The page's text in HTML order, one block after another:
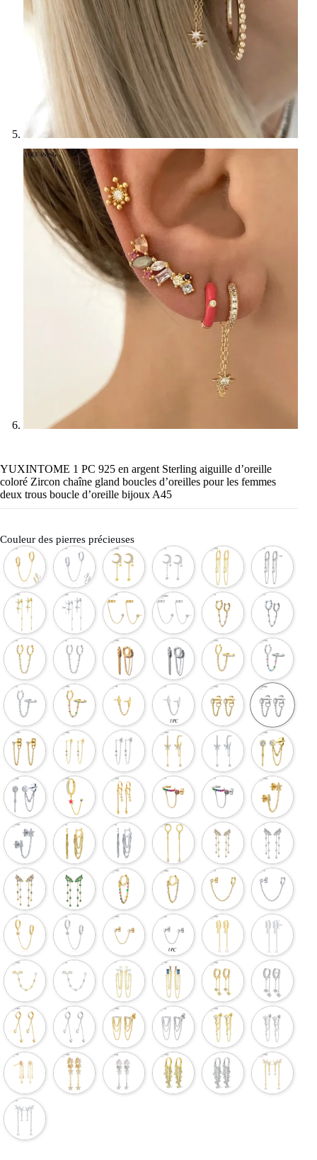
YUXINTOME 1 PC 925 en argent Sterling aiguille d’oreille
coloré Zircon chaîne gland boucles d’oreilles pour les femmes
deux trous boucle d’oreille bijoux A45
Couleur des pierres précieuses